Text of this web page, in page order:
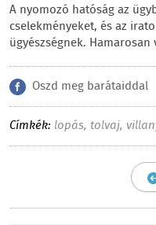
A nyomozó hatóság az
cselekményeket, és az
ügyészségnek.
Oszd meg barátaiddal
Címkék: lopás, tolvaj,